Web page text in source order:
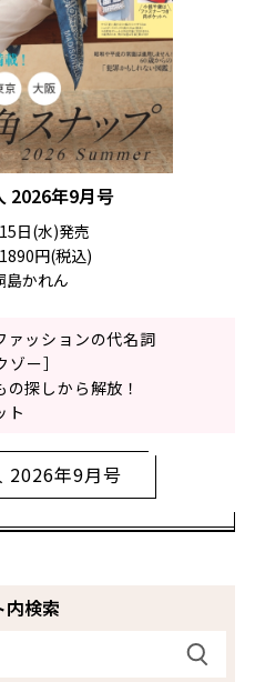
2026年9月号
日(水)発売
円(税込)
島かれん
ァッションの代名詞
ー］
探しから解放！
ト
2026年9月号
内検索